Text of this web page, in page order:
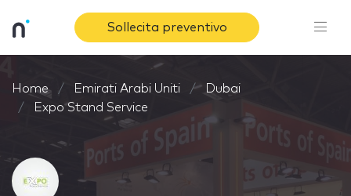
Sollecita preventivo
Home Emirati Arabi Uniti
Dubai
Expo Stand Service